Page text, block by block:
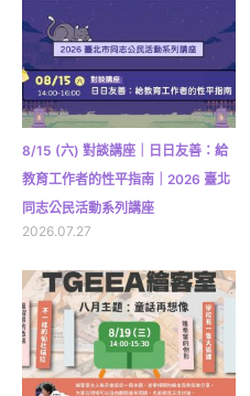
8/15 (六) 對談講座｜日日友善：給
教育工作者的性平指南｜2026 臺北
同志公民活動系列講座
2026.07.27